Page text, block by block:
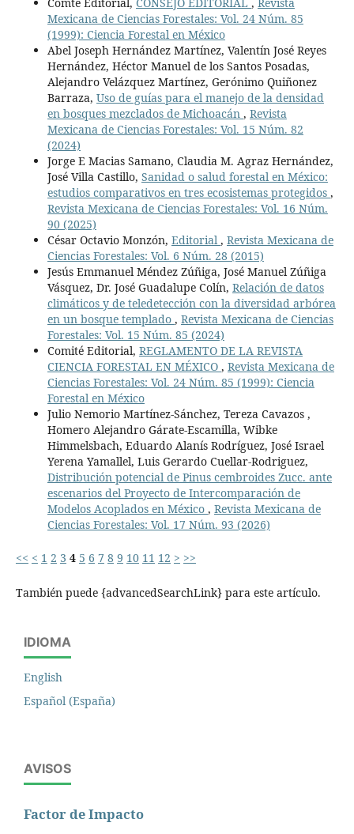
Mexicana de Ciencias Forestales: Vol. 24 Núm. 85
(1999): Ciencia Forestal en México
Abel Joseph Hernández Martínez, Valentín José Reyes
Hernández, Héctor Manuel de los Santos Posadas,
Alejandro Velázquez Martínez, Gerónimo Quiñonez
Barraza, Uso de guías para el manejo de la densidad
en bosques mezclados de Michoacán , Revista
Mexicana de Ciencias Forestales: Vol. 15 Núm. 82
(2024)
Jorge E Macias Samano, Claudia M. Agraz Hernández,
José Villa Castillo, Sanidad o salud forestal en México:
estudios comparativos en tres ecosistemas protegidos ,
Revista Mexicana de Ciencias Forestales: Vol. 16 Núm.
90 (2025)
César Octavio Monzón, Editorial , Revista Mexicana de
Ciencias Forestales: Vol. 6 Núm. 28 (2015)
Jesús Emmanuel Méndez Zúñiga, José Manuel Zúñiga
Vásquez, Dr. José Guadalupe Colín, Relación de datos
climáticos y de teledetección con la diversidad arbórea
en un bosque templado , Revista Mexicana de Ciencias
Forestales: Vol. 15 Núm. 85 (2024)
Comité Editorial, REGLAMENTO DE LA REVISTA
CIENCIA FORESTAL EN MÉXICO , Revista Mexicana de
Ciencias Forestales: Vol. 24 Núm. 85 (1999): Ciencia
Forestal en México
Julio Nemorio Martínez-Sánchez, Tereza Cavazos ,
Homero Alejandro Gárate-Escamilla, Wibke
Himmelsbach, Eduardo Alanís Rodríguez, José Israel
Yerena Yamallel, Luis Gerardo Cuellar-Rodriguez,
Distribución potencial de Pinus cembroides Zucc. ante
escenarios del Proyecto de Intercomparación de
Modelos Acoplados en México , Revista Mexicana de
Ciencias Forestales: Vol. 17 Núm. 93 (2026)
<< < 1 2 3 4 5 6 7 8 9 10 11 12 > >>
También puede {advancedSearchLink} para este artículo.
IDIOMA
English
Español (España)
AVISOS
Factor de Impacto